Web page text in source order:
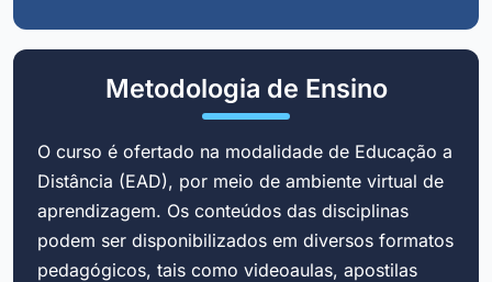
Metodologia de Ensino
O curso é ofertado na modalidade de Educação a
Distância (EAD), por meio de ambiente virtual de
aprendizagem. Os conteúdos das disciplinas
podem ser disponibilizados em diversos formatos
pedagógicos, tais como videoaulas, apostilas